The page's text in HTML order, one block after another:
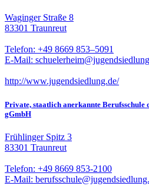
Waginger Straße 8
83301 Traunreut
Telefon: +49 8669 853–5091
E-Mail:
http://www.jugendsiedlung.de/
Private, staatlich anerkannte Berufsschule
gGmbH
Frühlinger Spitz 3
83301 Traunreut
Telefon: +49 8669 853-2100
E-Mail: